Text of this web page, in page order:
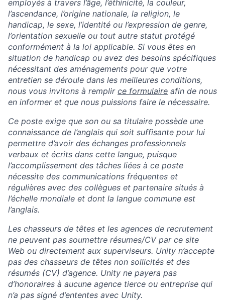
employés à travers l’âge, l’éthinicité, la couleur,
l’ascendance, l’origine nationale, la religion, le
handicap, le sexe, l’identité ou l’expression de genre,
l’orientation sexuelle ou tout autre statut protégé
conformément à la loi applicable. Si vous êtes en
situation de handicap ou avez des besoins spécifiques
nécessitant des aménagements pour que votre
entretien se déroule dans les meilleures conditions,
nous vous invitons à remplir ce formulaire afin de nous
en informer et que nous puissions faire le nécessaire.
Ce poste exige que son ou sa titulaire possède une
connaissance de l’anglais qui soit suffisante pour lui
permettre d’avoir des échanges professionnels
verbaux et écrits dans cette langue, puisque
l’accomplissement des tâches liées à ce poste
nécessite des communications fréquentes et
régulières avec des collègues et partenaire situés à
l’échelle mondiale et dont la langue commune est
l’anglais.
Les chasseurs de têtes et les agences de recrutement
ne peuvent pas soumettre résumes/CV par ce site
Web ou directement aux superviseurs. Unity n’accepte
pas des chasseurs de têtes non sollicités et des
résumés (CV) d’agence. Unity ne payera pas
d’honoraires à aucune agence tierce ou entreprise qui
n’a pas signé d’ententes avec Unity.